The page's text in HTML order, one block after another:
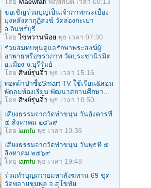
ขอเชิญร่วมบุญเป็นเจ้าภาพกระเบื้อง
มุงหลังคากุฏิสงฆ์ วัดล่องกะเบา
อ.อินทร์บุรี...
โดยไข่หวานน้อย พุธ เวลา 07:30
ร่วมสมทบทุนดูแลรักษาพระสงฆ์ผู้
อาพาธหรือชราภาพ วัดประชานิรมิต
อ.เมือง จ.บุรีรัมย์
โดย ศิษย์รุ่นจิ๋ว พุธ เวลา 15:16
ทอดผ้าป่าซื้อSmart TV ใช้เรียน&สอน
พัดลมห้องเรียน พัฒนาสถานศึกษา...
โดย ศิษย์รุ่นจิ๋ว พุธ เวลา 10:50
เสียงธรรมจากวัดท่าขนุน วันอังคารที่
๔ สิงหาคม ๒๕๖๙
โดย iamfu พุธ เวลา 10:36
เสียงธรรมจากวัดท่าขนุน วันพุธที่ ๕
สิงหาคม ๒๕๖๙
โดย iamfu พุธ เวลา 19:48
ร่วมทําบุญถวายมหาสังฆทาน 69 ชุด
วัดพลายชุมพล จ.สุโขทัย